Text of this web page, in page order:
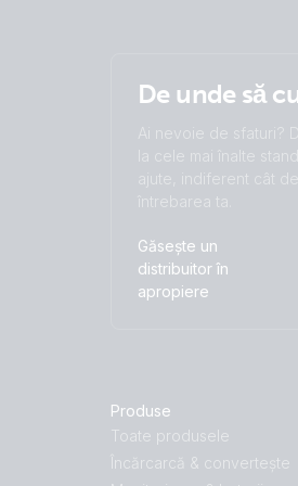
De unde să
Ai nevoie de sfaturi?
la cele mai înalte
ajute, indiferent cât
întrebarea ta.
Găsește un
distribuitor în
apropiere
Produse
Toate produsele
Încărcarcă & convertește